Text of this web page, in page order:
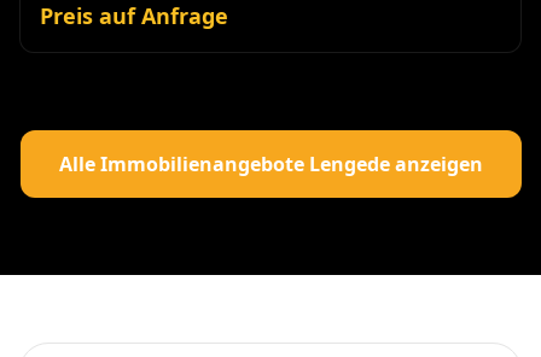
Preis auf Anfrage
Alle Immobilienangebote Lengede anzeigen